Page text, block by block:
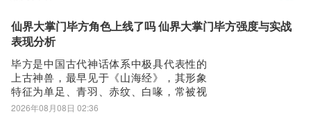
仙界大掌门毕方角色上线了吗 仙界大掌门毕方强度与实战
表现分析
毕方是中国古代神话体系中极具代表性的
上古神兽，最早见于《山海经》，其形象
特征为单足、青羽、赤纹、白喙，常被视
作灾异之兆或火德象征。在热门修仙题材
2026年08月08日 02:36